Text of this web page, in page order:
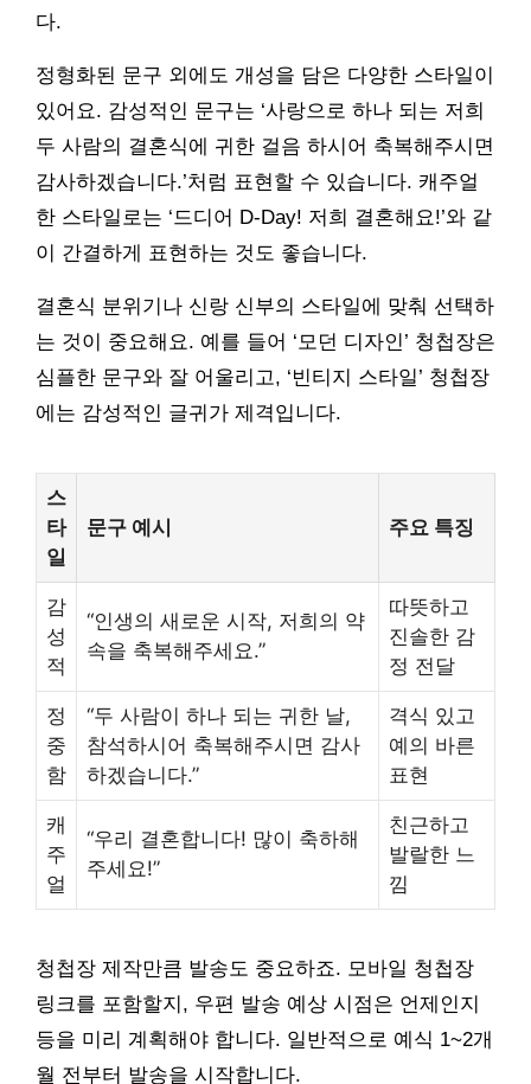
다.
정형화된 문구 외에도 개성을 담은 다양한 스타일이
있어요. 감성적인 문구는 ‘사랑으로 하나 되는 저희
두 사람의 결혼식에 귀한 걸음 하시어 축복해주시면
감사하겠습니다.’처럼 표현할 수 있습니다. 캐주얼
한 스타일로는 ‘드디어 D-Day! 저희 결혼해요!’와 같
이 간결하게 표현하는 것도 좋습니다.
결혼식 분위기나 신랑 신부의 스타일에 맞춰 선택하
는 것이 중요해요. 예를 들어 ‘모던 디자인’ 청첩장은
심플한 문구와 잘 어울리고, ‘빈티지 스타일’ 청첩장
에는 감성적인 글귀가 제격입니다.
스
타
일
문구 예시 주요 특징
감
성
적
“인생의 새로운 시작, 저희의 약
속을 축복해주세요.”
따뜻하고
진솔한 감
정 전달
정
중
함
“두 사람이 하나 되는 귀한 날,
참석하시어 축복해주시면 감사
하겠습니다.”
격식 있고
예의 바른
표현
캐
주
얼
“우리 결혼합니다! 많이 축하해
주세요!”
친근하고
발랄한 느
낌
청첩장 제작만큼 발송도 중요하죠. 모바일 청첩장
링크를 포함할지, 우편 발송 예상 시점은 언제인지
등을 미리 계획해야 합니다. 일반적으로 예식 1~2개
월 전부터 발송을 시작합니다.